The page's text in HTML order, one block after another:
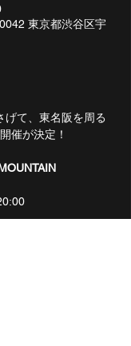
東京都渋谷区宇
げて、東名阪を周る
催が決定！